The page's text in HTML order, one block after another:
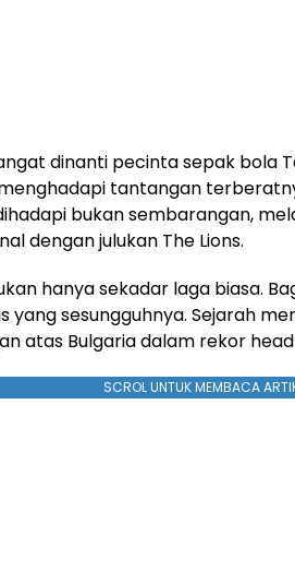
dinanti pecinta sepak bola
tantangan
bukan sembarangan,
dengan julukan The Lions.
hanya sekadar laga biasa.
yang sesungguhnya. Sejarah
atas Bulgaria dalam rekor
SCROL UNTUK MEMBACA